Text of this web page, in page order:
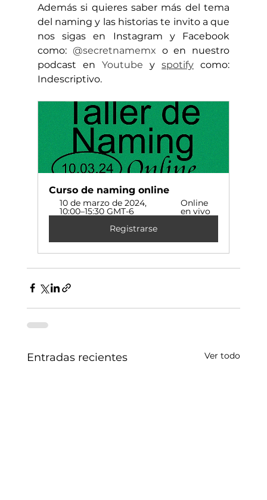
Además si quieres saber más del tema
del naming y las historias te invito a que
nos sigas en Instagram y Facebook
como: @secretnamemx o en nuestro
podcast en Youtube y spotify como:
Indescriptivo.
Curso de naming online
10 de marzo de 2024,
10:00–15:30 GMT-6
Online
en vivo
Registrarse
Entradas recientes Ver todo